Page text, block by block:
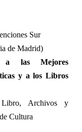
Sur
de Madrid)
a las Mejores
y a los Libros
Archivos y
Cultura